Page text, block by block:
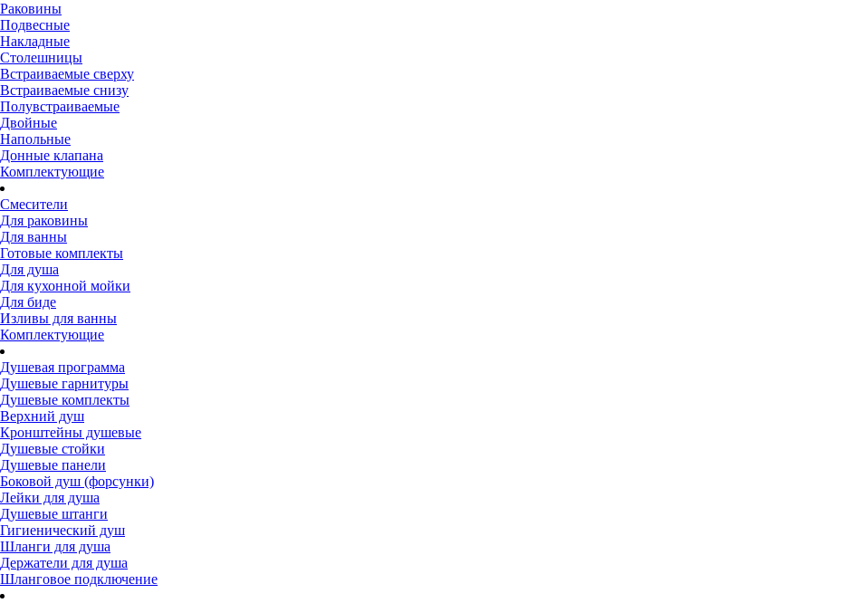
Раковины
Подвесные
Накладные
Столешницы
Встраиваемые сверху
Встраиваемые снизу
Полувстраиваемые
Двойные
Напольные
Донные клапана
Комплектующие
Смесители
Для раковины
Для ванны
Готовые комплекты
Для душа
Для кухонной мойки
Для биде
Изливы для ванны
Комплектующие
Душевая программа
Душевые гарнитуры
Душевые комплекты
Верхний душ
Кронштейны душевые
Душевые стойки
Душевые панели
Боковой душ (форсунки)
Лейки для душа
Душевые штанги
Гигиенический душ
Шланги для душа
Держатели для душа
Шланговое подключение